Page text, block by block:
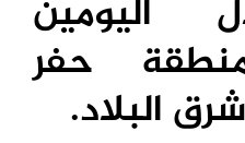
اليومين
حفر
البلاد.